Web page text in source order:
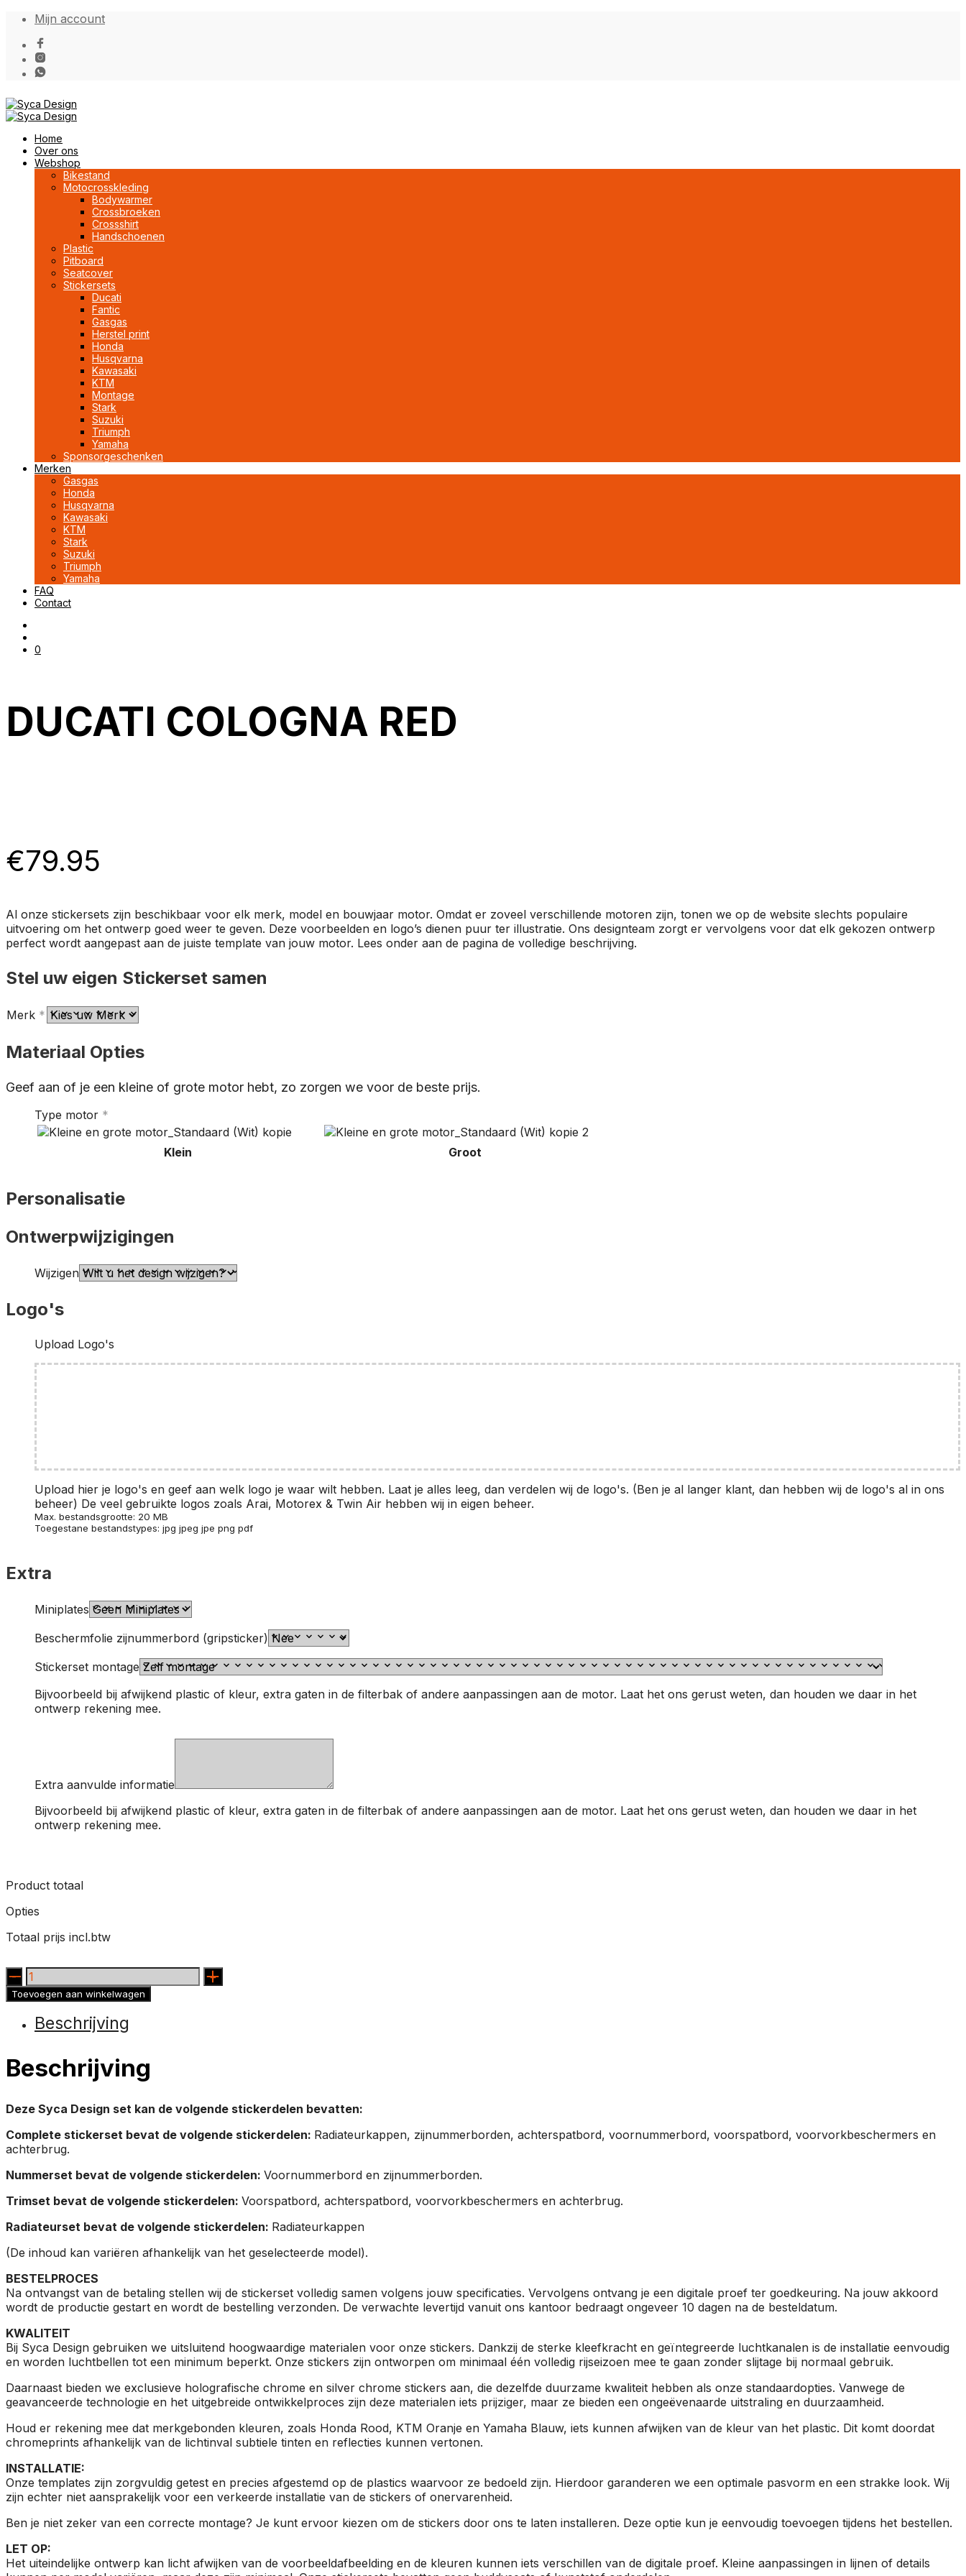
Mijn account
Home
Over ons
Webshop
Bikestand
Motocrosskleding
Bodywarmer
Crossbroeken
Crossshirt
Handschoenen
Plastic
Pitboard
Seatcover
Stickersets
Ducati
Fantic
Gasgas
Herstel print
Honda
Husqvarna
Kawasaki
KTM
Montage
Stark
Suzuki
Triumph
Yamaha
Sponsorgeschenken
Merken
Gasgas
Honda
Husqvarna
Kawasaki
KTM
Stark
Suzuki
Triumph
Yamaha
FAQ
Contact
0
DUCATI COLOGNA RED
€79.95
Al onze stickersets zijn beschikbaar voor elk merk, model en bouwjaar motor. Omdat er zoveel verschillende motoren zijn, tonen we op de website slechts populaire
uitvoering om het ontwerp goed weer te geven. Deze voorbeelden en logo’s dienen puur ter illustratie. Ons designteam zorgt er vervolgens voor dat elk gekozen ontwerp
perfect wordt aangepast aan de juiste template van jouw motor. Lees onder aan de pagina de volledige beschrijving.
Stel uw eigen Stickerset samen
Merk *
Materiaal Opties
Geef aan of je een kleine of grote motor hebt, zo zorgen we voor de beste prijs.
Type motor *
Klein Groot
Personalisatie
Ontwerpwijzigingen
Wijzigen
Logo's
Upload Logo's
Upload hier je logo's en geef aan welk logo je waar wilt hebben. Laat je alles leeg, dan verdelen wij de logo's. (Ben je al langer klant, dan hebben wij de logo's al in ons
beheer) De veel gebruikte logos zoals Arai, Motorex & Twin Air hebben wij in eigen beheer.
Max. bestandsgrootte: 20 MB
Toegestane bestandstypes: jpg jpeg jpe png pdf
Extra
Miniplates
Beschermfolie zijnummerbord (gripsticker)
Stickerset montage
Bijvoorbeeld bij afwijkend plastic of kleur, extra gaten in de filterbak of andere aanpassingen aan de motor. Laat het ons gerust weten, dan houden we daar in het
ontwerp rekening mee.
Extra aanvulde informatie
Bijvoorbeeld bij afwijkend plastic of kleur, extra gaten in de filterbak of andere aanpassingen aan de motor. Laat het ons gerust weten, dan houden we daar in het
ontwerp rekening mee.
Product totaal
Opties
Totaal prijs incl.btw
DUCATI
COLOGNA
RED
aantal
Toevoegen aan winkelwagen
Beschrijving
Beschrijving
Deze Syca Design set kan de volgende stickerdelen bevatten:
Complete stickerset bevat de volgende stickerdelen: Radiateurkappen, zijnummerborden, achterspatbord, voornummerbord, voorspatbord, voorvorkbeschermers en
achterbrug.
Nummerset bevat de volgende stickerdelen: Voornummerbord en zijnummerborden.
Trimset bevat de volgende stickerdelen: Voorspatbord, achterspatbord, voorvorkbeschermers en achterbrug.
Radiateurset bevat de volgende stickerdelen: Radiateurkappen
(De inhoud kan variëren afhankelijk van het geselecteerde model).
BESTELPROCES
Na ontvangst van de betaling stellen wij de stickerset volledig samen volgens jouw specificaties. Vervolgens ontvang je een digitale proef ter goedkeuring. Na jouw akkoord
wordt de productie gestart en wordt de bestelling verzonden. De verwachte levertijd vanuit ons kantoor bedraagt ongeveer 10 dagen na de besteldatum.
KWALITEIT
Bij Syca Design gebruiken we uitsluitend hoogwaardige materialen voor onze stickers. Dankzij de sterke kleefkracht en geïntegreerde luchtkanalen is de installatie eenvoudig
en worden luchtbellen tot een minimum beperkt. Onze stickers zijn ontworpen om minimaal één volledig rijseizoen mee te gaan zonder slijtage bij normaal gebruik.
Daarnaast bieden we exclusieve holografische chrome en silver chrome stickers aan, die dezelfde duurzame kwaliteit hebben als onze standaardopties. Vanwege de
geavanceerde technologie en het uitgebreide ontwikkelproces zijn deze materialen iets prijziger, maar ze bieden een ongeëvenaarde uitstraling en duurzaamheid.
Houd er rekening mee dat merkgebonden kleuren, zoals Honda Rood, KTM Oranje en Yamaha Blauw, iets kunnen afwijken van de kleur van het plastic. Dit komt doordat
chromeprints afhankelijk van de lichtinval subtiele tinten en reflecties kunnen vertonen.
INSTALLATIE:
Onze templates zijn zorgvuldig getest en precies afgestemd op de plastics waarvoor ze bedoeld zijn. Hierdoor garanderen we een optimale pasvorm en een strakke look. Wij
zijn echter niet aansprakelijk voor een verkeerde installatie van de stickers of onervarenheid.
Ben je niet zeker van een correcte montage? Je kunt ervoor kiezen om de stickers door ons te laten installeren. Deze optie kun je eenvoudig toevoegen tijdens het bestellen.
LET OP:
Het uiteindelijke ontwerp kan licht afwijken van de voorbeeldafbeelding en de kleuren kunnen iets verschillen van de digitale proef. Kleine aanpassingen in lijnen of details